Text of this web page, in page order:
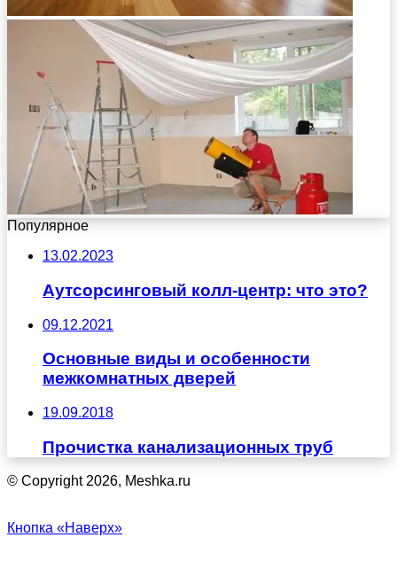
Популярное
13.02.2023
Аутсорсинговый колл-центр: что это?
09.12.2021
Основные виды и особенности
межкомнатных дверей
19.09.2018
Прочистка канализационных труб
© Copyright 2026, Meshka.ru
Кнопка «Наверх»